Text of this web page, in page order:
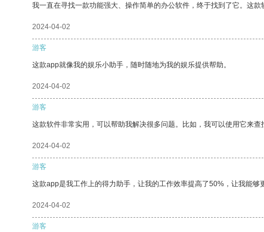
我一直在寻找一款功能强大、操作简单的办公软件，终于找到了它。这
2024-04-02
游客
这款app就像我的娱乐小助手，随时随地为我的娱乐提供帮助。
2024-04-02
游客
这款软件非常实用，可以帮助我解决很多问题。比如，我可以使用它来查
2024-04-02
游客
这款app是我工作上的得力助手，让我的工作效率提高了50%，让我能够
2024-04-02
游客